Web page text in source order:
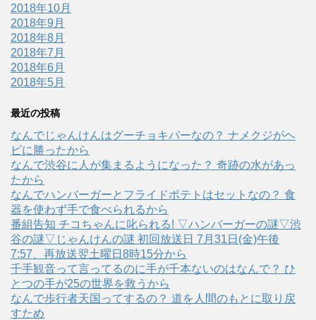
2018年10月
2018年9月
2018年8月
2018年7月
2018年6月
2018年5月
最近の投稿
なんでじゃんけんはグーチョキパーなの？ ナメクジがヘ
ビに勝ったから
なんで渋谷に人が集まるようになった？ 奇跡の水があっ
たから
なんでハンバーガーとフライドポテトはセットなの？ 食
器を使わず手で食べられるから
番組告知 チコちゃんに叱られる! ▽ハンバーガーの謎▽渋
谷の謎▽じゃんけんの謎 初回放送日 7月31日(金)午後
7:57、再放送翌土曜日8時15分から
千手観音って言ってるのに手が千本ないのはなんで？ ひ
とつの手が25の世界を救うから
なんで歩行者天国ってするの？ 道を人間のもとに取り戻
すため